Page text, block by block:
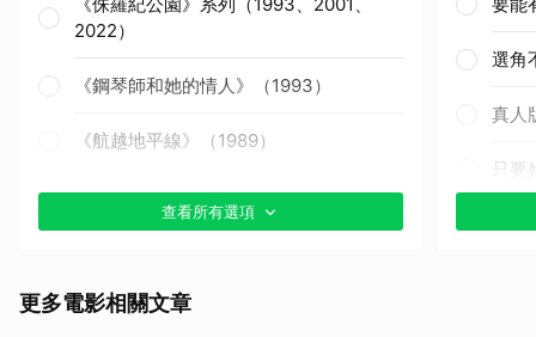
2022）
《鋼琴師和她的情人》（1993）
《航越地平線》（1989）
《獵殺紅色十月》（1990）
《撕裂地平線》（1997）
查看所有選項
選角
真人
只要
更多電影相關文章